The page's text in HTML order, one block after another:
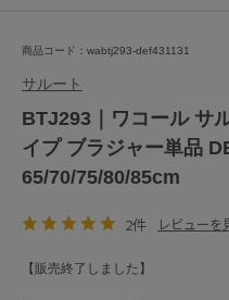
商品コード：wabtj293-def431131
サルート
BTJ293｜ワコール サ
イプ ブラジャー単品
65/70/75/80/85cm
2件 レビューを
【販売終了しました】